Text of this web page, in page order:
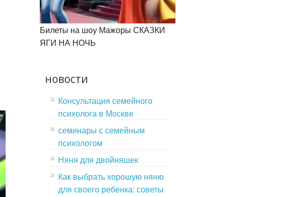
Билеты на шоу Мажоры СКАЗКИ
ЯГИ НА НОЧЬ
новости
Консультация семейного
психолога в Москве
семинары с семейным
психологом
Няня для двойняшек
Как выбрать хорошую няню
для своего ребенка: советы